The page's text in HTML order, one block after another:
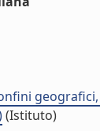
(Istituto)